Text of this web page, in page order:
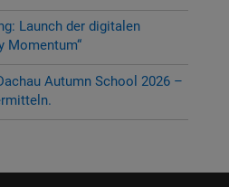
Launch der digitalen
Momentum“
Autumn School 2026 –